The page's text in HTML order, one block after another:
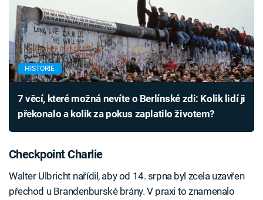
HISTORIE
7 věcí, které možná nevíte o Berlínské zdi: Kolik lidí ji
překonalo a kolik za pokus zaplatilo životem?
Checkpoint Charlie
Walter Ulbricht nařídil, aby od 14. srpna byl zcela uzavřen
přechod u Brandenburské brány. V praxi to znamenalo